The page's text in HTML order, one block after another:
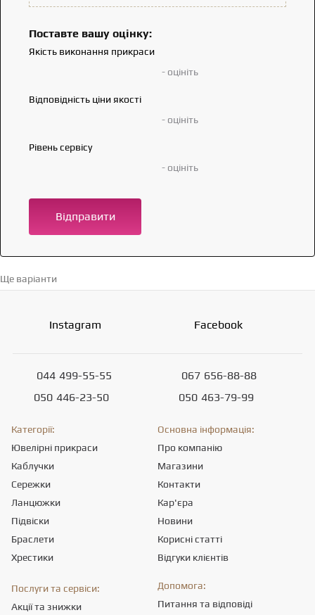
Поставте вашу оцінку:
Якість виконання прикраси
- оцініть
Відповідність ціни якості
- оцініть
Рівень сервісу
- оцініть
Відправити
Ще варіанти
Instagram Facebook
044 499-55-55
050 446-23-50
067 656-88-88
050 463-79-99
Категорії:
Ювелірні прикраси
Каблучки
Сережки
Ланцюжки
Підвіски
Браслети
Хрестики
Основна інформація:
Про компанію
Магазини
Контакти
Кар'єра
Новини
Корисні статті
Відгуки клієнтів
Послуги та сервіси:
Акції та знижки
Допомога:
Питання та відповіді